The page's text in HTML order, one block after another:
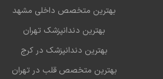
بهترین متخصص داخلی مشهد
بهترین دندانپزشک تهران
بهترین دندانپزشک در کرج
بهترین متخصص قلب در تهران